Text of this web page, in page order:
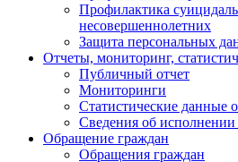
Профилактика
несовершеннолетних
Защита персональных
Отчеты, мониторинг,
Публичный отчет
Мониторинги
Статистические данные
Сведения об
Обращение граждан
Обращения граждан